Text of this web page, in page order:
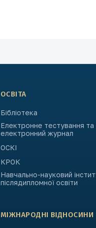
ОСВІТА
Бібліотека
Електронне тестування та
електронний журнал
ОСКІ
КРОК
Навчально-науковий
післядипломної освіти
МІЖНАРОДНІ ВІДНОСИНИ